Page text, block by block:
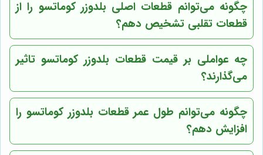
چگونه می‌توانم قطعات اصلی بلدوزر کوماتسو را از
قطعات تقلبی تشخیص دهم؟
چه عواملی بر قیمت قطعات بلدوزر کوماتسو تاثیر
می‌گذارند؟
چگونه می‌توانم طول عمر قطعات بلدوزر کوماتسو را
افزایش دهم؟